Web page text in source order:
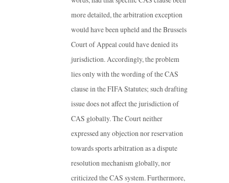
more detailed, the arbitration exception
would have been upheld and the Brussels
Court of Appeal could have denied its
jurisdiction. Accordingly, the problem
lies only with the wording of the CAS
clause in the FIFA Statutes; such drafting
issue does not affect the jurisdiction of
CAS globally. The Court neither
expressed any objection nor reservation
towards sports arbitration as a dispute
resolution mechanism globally, nor
criticized the CAS system. Furthermore,